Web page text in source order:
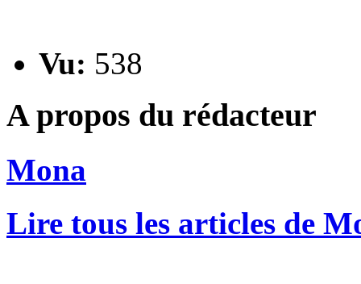
Vu: 538
A propos du rédacteur
Mona
Lire tous les articles de